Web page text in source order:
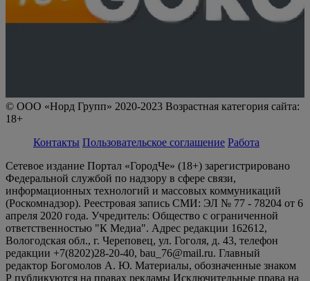
© ООО «Норд Групп» 2020-2023 Возрастная категория сайта:
18+
Контакты Пользовательское соглашение Работа
Сетевое издание Портал «ГородЧе» (18+) зарегистрировано
Федеральной службой по надзору в сфере связи,
информационных технологий и массовых коммуникаций
(Роскомнадзор). Реестровая запись СМИ: ЭЛ № 77 - 78204 от 6
апреля 2020 года. Учредитель: Общество с ограниченной
ответственностью "К Медиа". Адрес редакции 162612,
Вологодская обл., г. Череповец, ул. Гоголя, д. 43, телефон
редакции +7(8202)28-20-40, bau_76@mail.ru. Главный
редактор Богомолов А. Ю. Материалы, обозначенные знаком
Р публикуются на правах рекламы Исключительные права на